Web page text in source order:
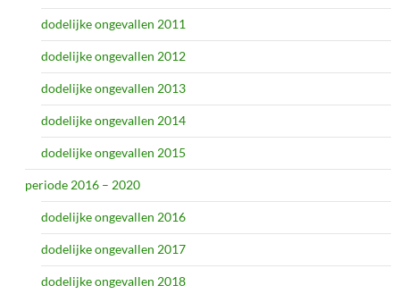
dodelijke ongevallen 2011
dodelijke ongevallen 2012
dodelijke ongevallen 2013
dodelijke ongevallen 2014
dodelijke ongevallen 2015
periode 2016 – 2020
dodelijke ongevallen 2016
dodelijke ongevallen 2017
dodelijke ongevallen 2018